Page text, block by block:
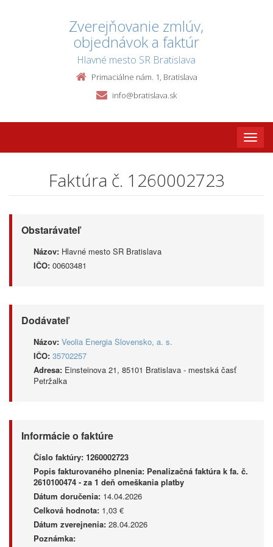
Zverejňovanie zmlúv,
objednávok a faktúr
Hlavné mesto SR Bratislava
Primaciálne nám. 1, Bratislava
info@bratislava.sk
Toggle
Faktúra č. 1260002723
Obstarávateľ
Názov: Hlavné mesto SR Bratislava
IČO: 00603481
Dodávateľ
Názov: Veolia Energia Slovensko, a. s.
IČO: 35702257
Adresa: Einsteinova 21, 85101 Bratislava - mestská časť
Petržalka
Informácie o faktúre
Číslo faktúry: 1260002723
Popis fakturovaného plnenia: Penalizačná faktúra k fa. č.
2610100474 - za 1 deň omeškania platby
Dátum doručenia: 14.04.2026
Celková hodnota: 1,03 €
Dátum zverejnenia: 28.04.2026
Poznámka: